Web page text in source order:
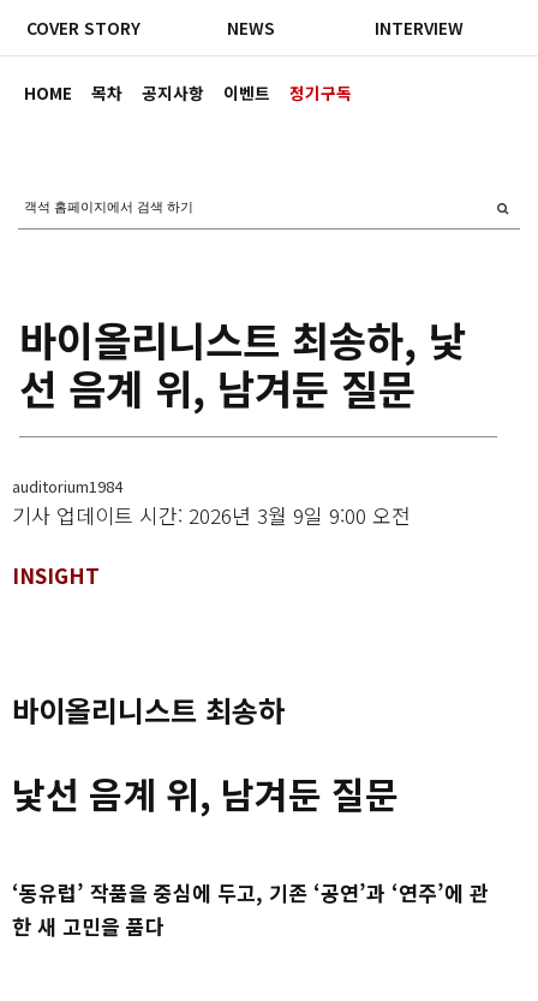
HOME 목차 공지사항 이벤트 정기구독
COVER STORY NEWS INTERVIEW
바이올리니스트 최송하, 낯
선 음계 위, 남겨둔 질문
auditorium1984
기사 업데이트 시간: 2026년 3월 9일 9:00 오전
INSIGHT
바이올리니스트 최송하
낯선 음계 위, 남겨둔 질문
‘동유럽’ 작품을 중심에 두고, 기존 ‘공연’과 ‘연주’에 관
한 새 고민을 품다